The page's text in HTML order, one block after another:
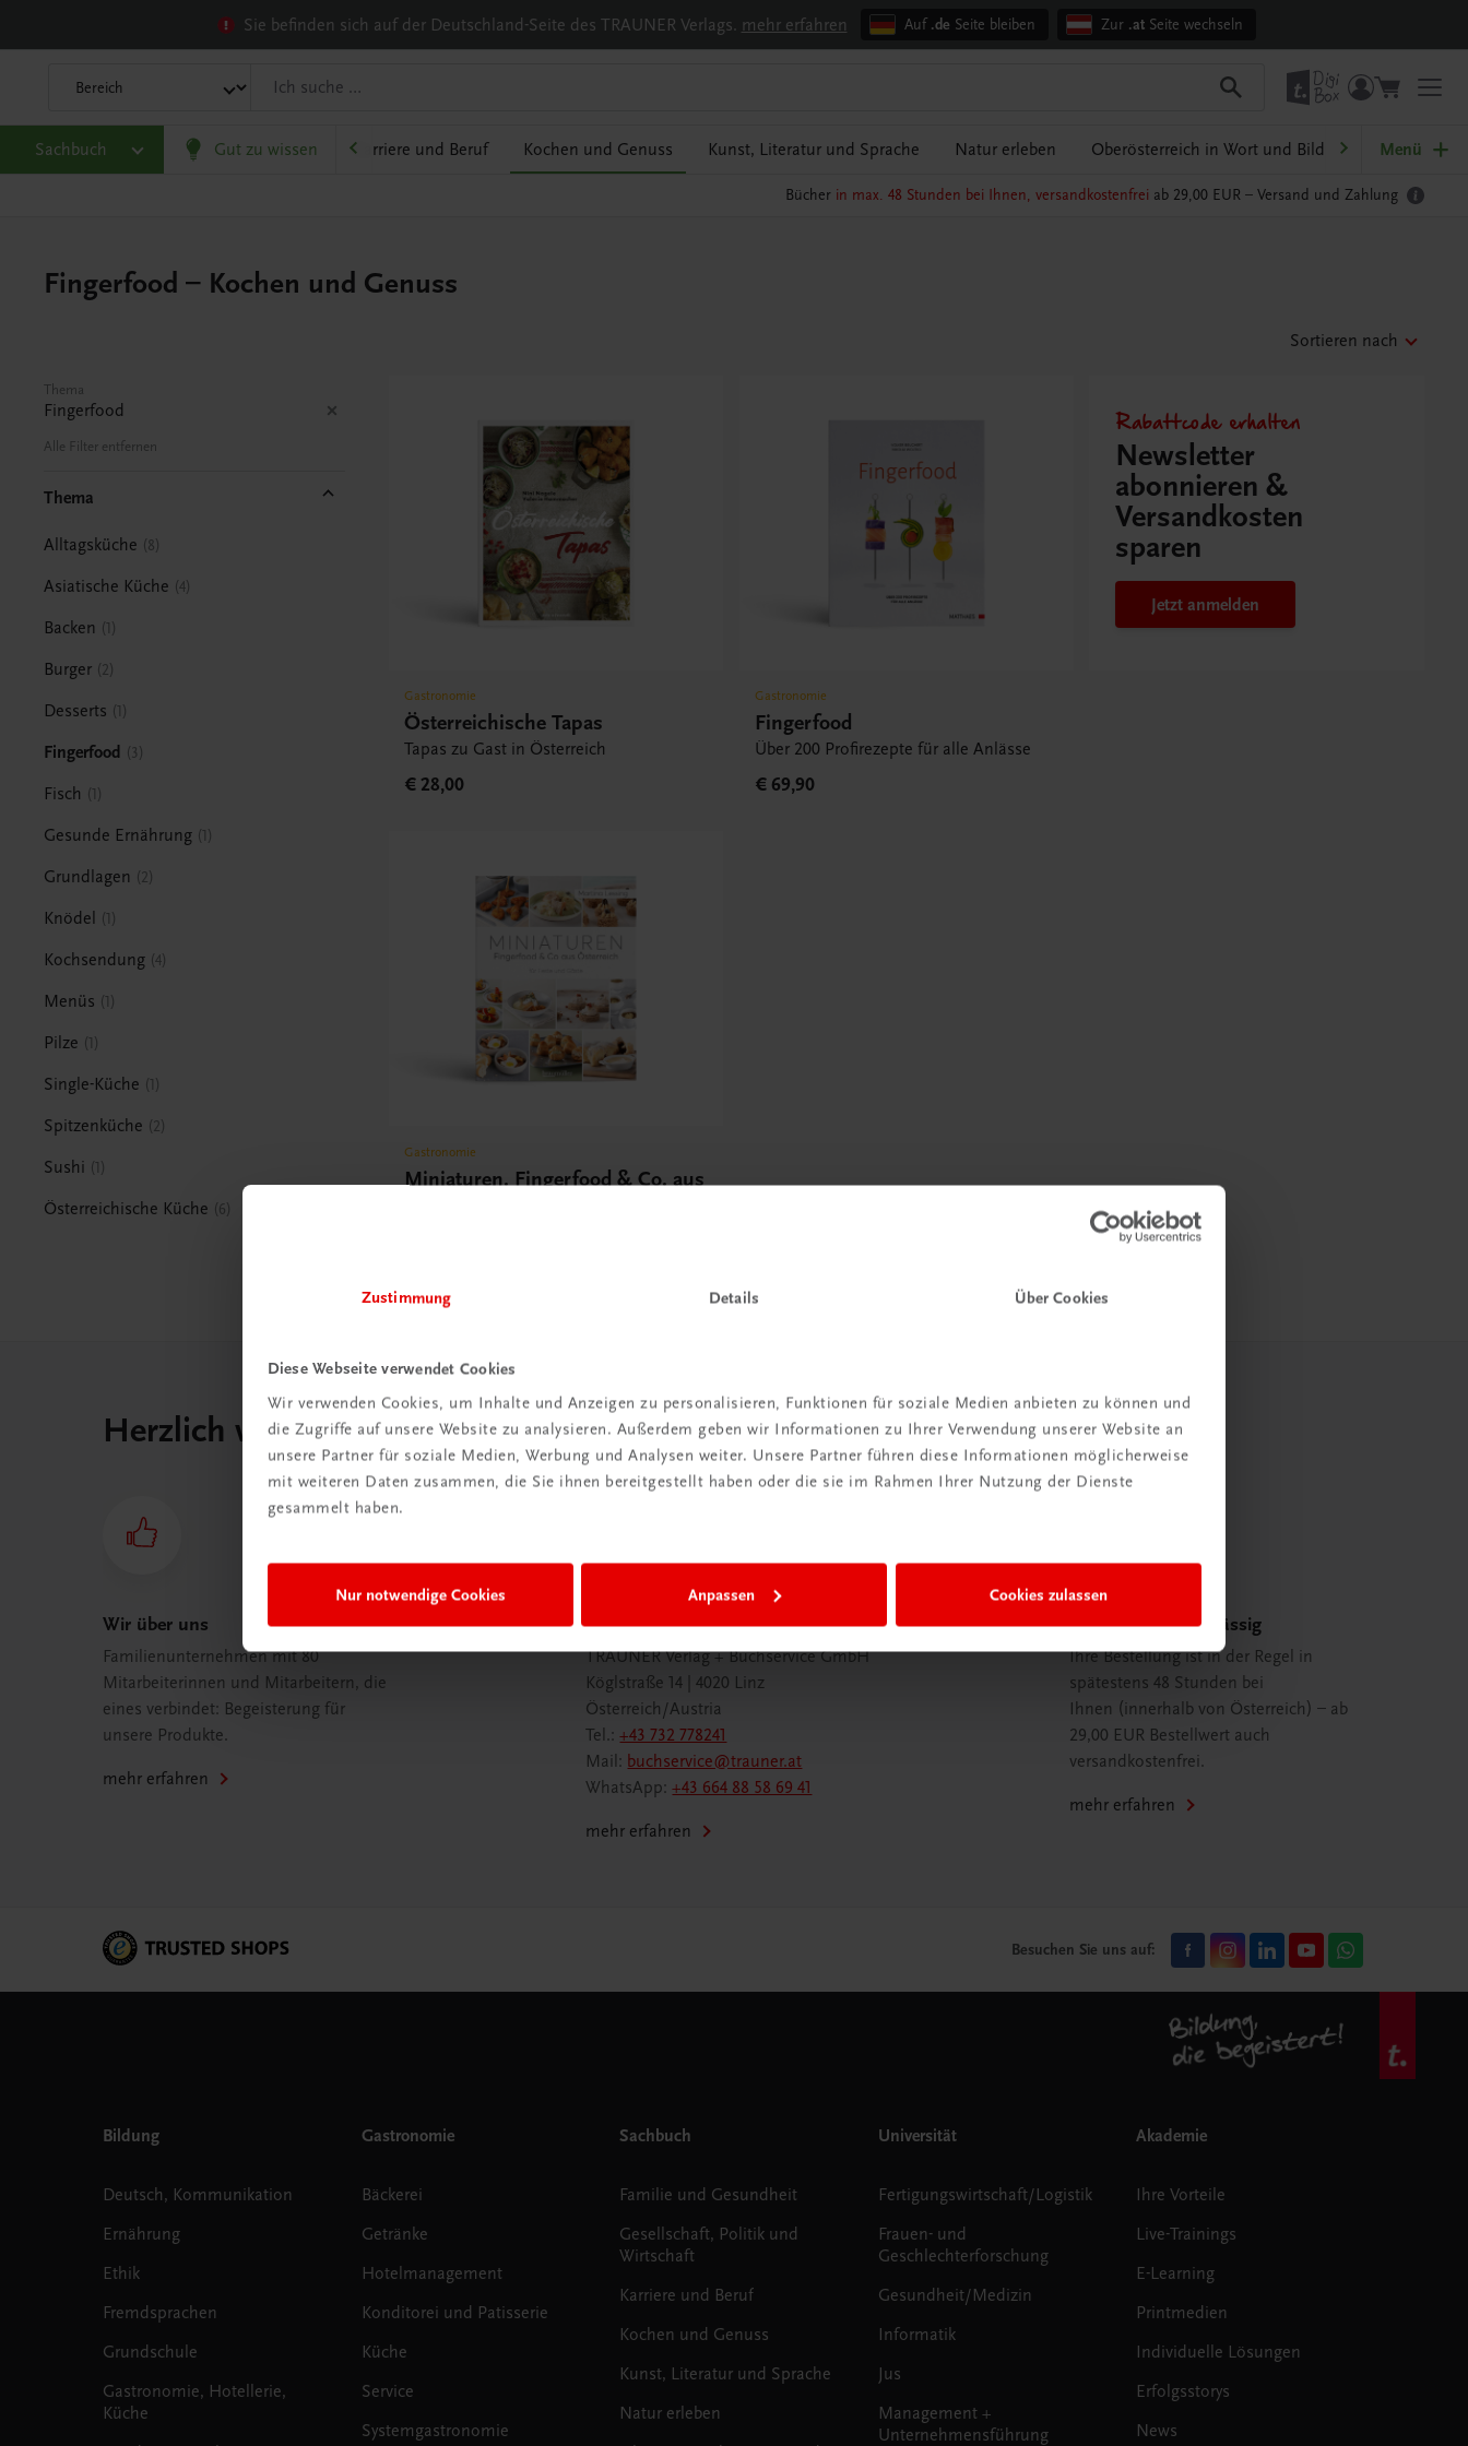
Zustimmung Details Über Cookies
Diese Webseite verwendet Cookies
Wir verwenden Cookies, um Inhalte und Anzeigen zu personalisieren, Funktionen für soziale Medien anbieten zu können und
die Zugriffe auf unsere Website zu analysieren. Außerdem geben wir Informationen zu Ihrer Verwendung unserer Website an
unsere Partner für soziale Medien, Werbung und Analysen weiter. Unsere Partner führen diese Informationen möglicherweise
mit weiteren Daten zusammen, die Sie ihnen bereitgestellt haben oder die sie im Rahmen Ihrer Nutzung der Dienste
gesammelt haben.
Nur notwendige Cookies Anpassen Cookies zulassen
Sie befinden sich auf der Deutschland-Seite des TRAUNER Verlags. mehr erfahren Auf .de Seite bleiben Zur .atSeite wechseln
Sachbuch Gut zu wissen
Gesellschaft, Politik und Wirtschaft Karriere und Beruf Kochen und Genuss Kunst, Literatur und Sprache Natur erleben Oberösterreich in Wort und Bild Ratgeber
Menü
Bücher in max. 48 Stunden bei Ihnen, versandkostenfrei ab 29,00 EUR – Versand und Zahlung
Fingerfood – Kochen und Genuss
Sortieren nach
Thema
Fingerfood
Alle Filter entfernen
Thema
Alltagsküche 8
Asiatische Küche 4
Backen 1
Burger 2
Desserts 1
Fingerfood 3
Fisch 1
Gesunde Ernährung 1
Grundlagen 2
Knödel 1
Kochsendung 4
Menüs 1
Pilze 1
Single-Küche 1
Spitzenküche 2
Sushi 1
Österreichische Küche 6
Gastronomie
Österreichische Tapas
Tapas zu Gast in Österreich
€ 28,00
Gastronomie
Fingerfood
Über 200 Profirezepte für alle Anlässe
€ 69,90
Rabattcode erhalten
Newsletter
abonnieren &
Versandkosten
sparen
Jetzt anmelden
Gastronomie
Miniaturen. Fingerfood & Co. aus
Herzlich willkommen bei TRAUNER!
Wir über uns
Familienunternehmen mit 80
Mitarbeiterinnen und Mitarbeitern, die
eines verbindet: Begeisterung für
unsere Produkte.
mehr erfahren
Wir sind gerne für Sie da
TRAUNER Verlag + Buchservice GmbH
Köglstraße 14 | 4020 Linz
Österreich/Austria
Tel.:+43 732 778241
Mail: buchservice@trauner.at
WhatsApp:+43 664 88 58 69 41
mehr erfahren
Schnell und zuverlässig
Ihre Bestellung ist in der Regel in
spätestens 48 Stunden bei
Ihnen (innerhalb von Österreich) – ab
29,00 EUR Bestellwert auch
versandkostenfrei.
mehr erfahren
Besuchen Sie uns auf:
Bildung
Deutsch, Kommunikation
Ernährung
Ethik
Fremdsprachen
Grundschule
Gastronomie, Hotellerie,
Küche
Gastronomie
Bäckerei
Getränke
Hotelmanagement
Konditorei und Patisserie
Küche
Service
Systemgastronomie
Sachbuch
Familie und Gesundheit
Gesellschaft, Politik und
Wirtschaft
Karriere und Beruf
Kochen und Genuss
Kunst, Literatur und Sprache
Natur erleben
Universität
Fertigungswirtschaft/Logistik
Frauen- und
Geschlechterforschung
Gesundheit/Medizin
Informatik
Jus
Management +
Unternehmensführung
Akademie
Ihre Vorteile
Live-Trainings
E-Learning
Printmedien
Individuelle Lösungen
Erfolgsstorys
News